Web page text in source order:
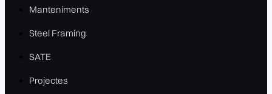
Manteniments
Steel Framing
SATE
Projectes